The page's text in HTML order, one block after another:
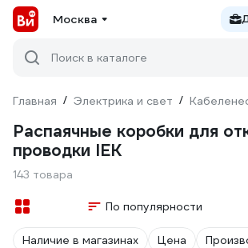
Москва
Поиск в каталоге
Главная / Электрика и свет /
Распаячные коробки для
проводки IEK
143 товара
По популярности
Наличие в магазинах Цена